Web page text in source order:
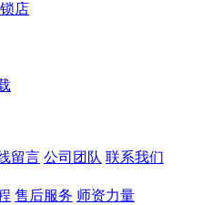
店
留言 公司团队 联系我们
售后服务 师资力量